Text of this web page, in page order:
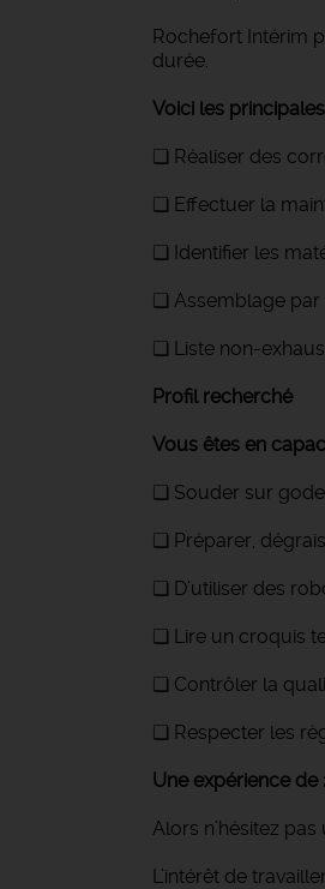
Rochefort Intérim
durée.
Voici les
❏ Réaliser des
❏ Effectuer la
❏ Identifier les
❏ Assemblage par
❏ Liste non-
Profil recherché
Vous êtes en
❏ Souder sur
❏ Préparer,
❏ D’utiliser des
❏ Lire un croquis
❏ Contrôler la
❏ Respecter les
Une expérience de
Alors n’hésitez
L’intérêt de